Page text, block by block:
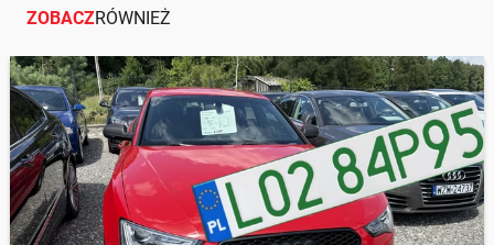
ZOBACZRÓWNIEŻ